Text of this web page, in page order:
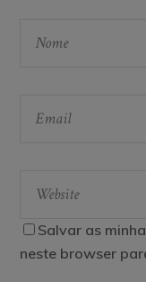
Salvar as
neste browser